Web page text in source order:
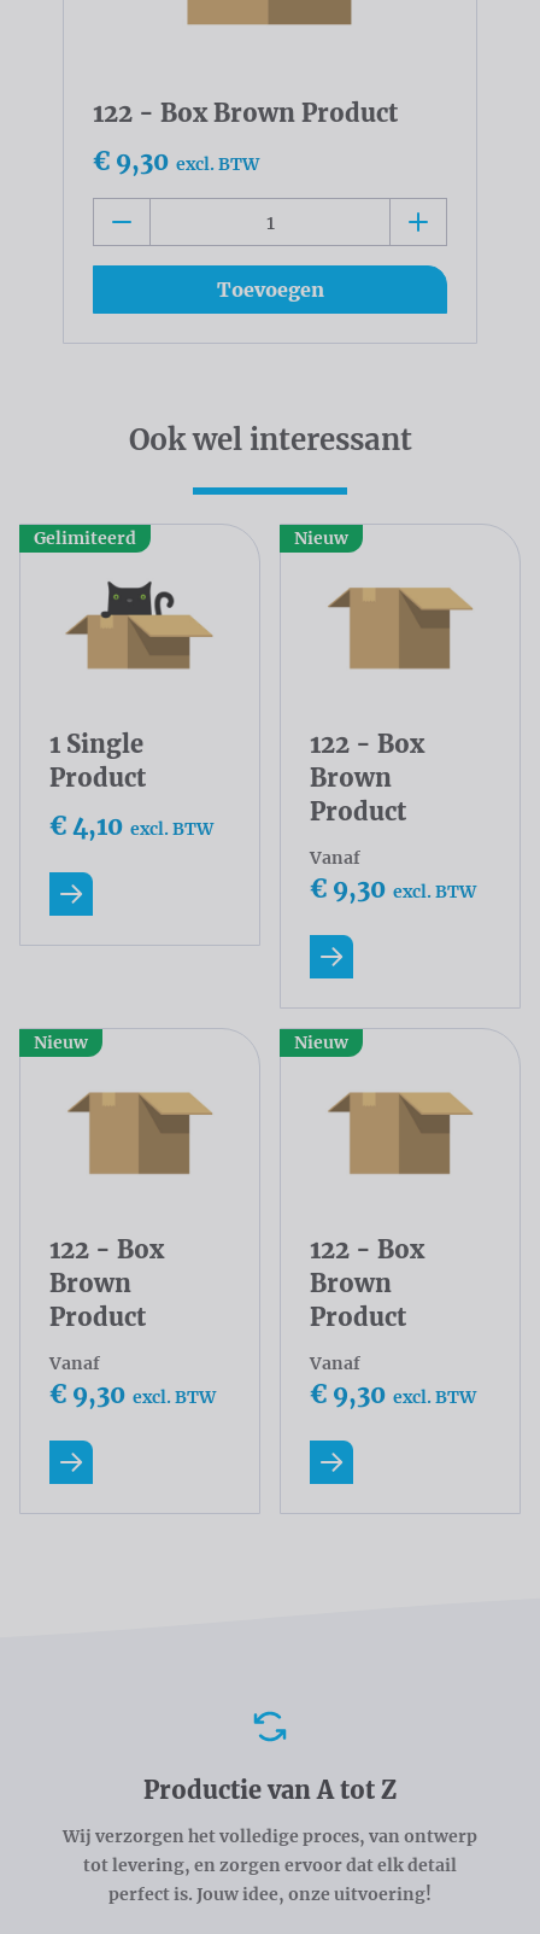
122 - Box Brown Product
€ 9,30 excl. BTW
Toevoegen
Ook wel interessant
Gelimiteerd
1 Single
Product
€ 4,10 excl. BTW
Lees meer
Nieuw
122 - Box
Brown
Product
Vanaf
€ 9,30 excl. BTW
Lees meer
Nieuw
122 - Box
Brown
Product
Vanaf
€ 9,30 excl. BTW
Lees meer
Nieuw
122 - Box
Brown
Product
Vanaf
€ 9,30 excl. BTW
Lees meer
Productie van A tot Z
Wij verzorgen het volledige proces, van ontwerp
tot levering, en zorgen ervoor dat elk detail
perfect is. Jouw idee, onze uitvoering!